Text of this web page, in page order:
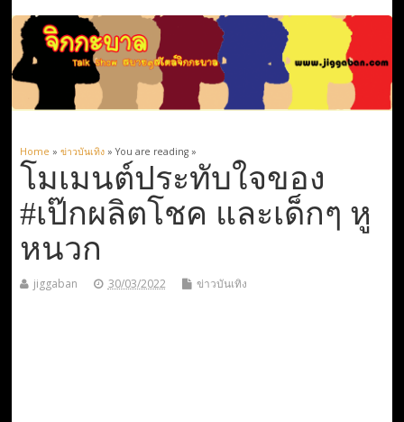
Home » ข่าวบันเทิง» You are reading »
โมเมนต์ประทับใจของ
#เป๊กผลิตโชค และเด็กๆ หู
หนวก
jiggaban 30/03/2022 ข่าวบันเทิง